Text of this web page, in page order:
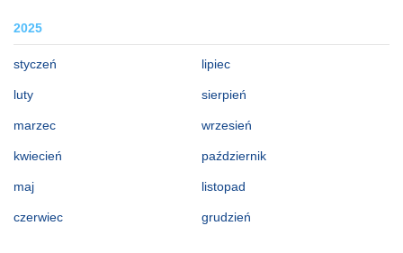
2025
styczeń
luty
marzec
kwiecień
maj
czerwiec
lipiec
sierpień
wrzesień
październik
listopad
grudzień